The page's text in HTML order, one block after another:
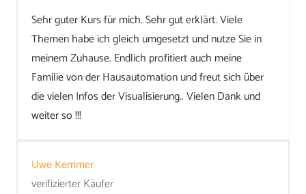
Sehr guter Kurs für mich. Sehr gut erklärt. Viele
Themen habe ich gleich umgesetzt und nutze Sie in
meinem Zuhause. Endlich profitiert auch meine
Familie von der Hausautomation und freut sich über
die vielen Infos der Visualisierung.. Vielen Dank und
weiter so !!!
Uwe Kemmer
verifizierter Käufer